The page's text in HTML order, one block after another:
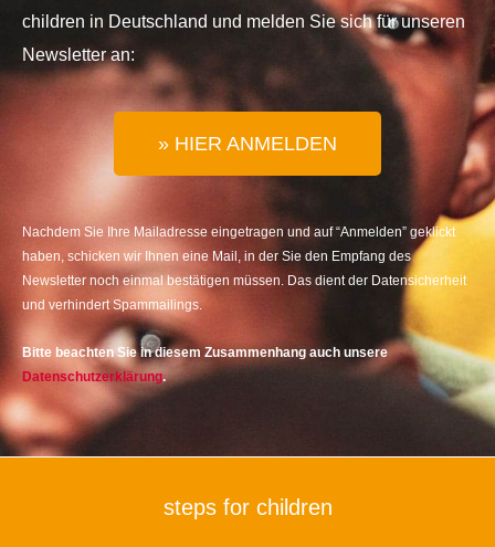
children in Deutschland und melden Sie sich für unseren
Newsletter an:
» HIER ANMELDEN
Nachdem Sie Ihre Mailadresse eingetragen und auf “Anmelden” geklickt
haben, schicken wir Ihnen eine Mail, in der Sie den Empfang des
Newsletter noch einmal bestätigen müssen. Das dient der Datensicherheit
und verhindert Spammailings.
Bitte beachten Sie in diesem Zusammenhang auch unsere
Datenschutzerklärung.
steps for children